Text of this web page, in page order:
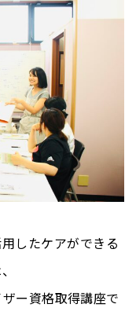
したケアができる
ー資格取得講座で